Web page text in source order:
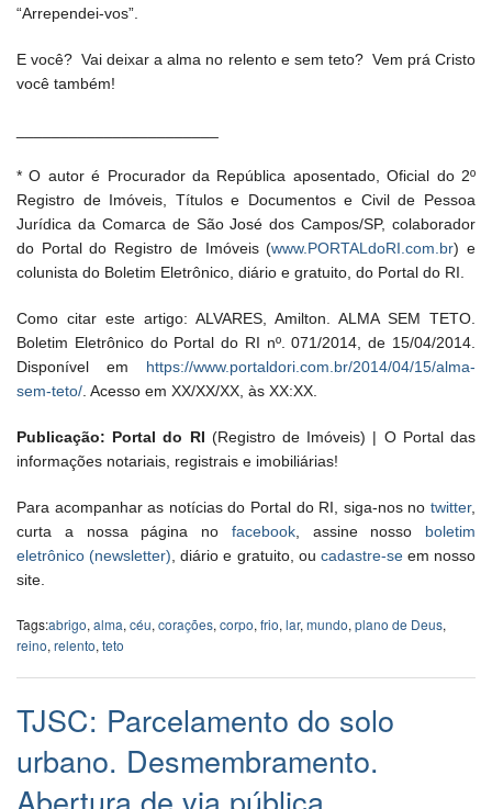
“Arrependei-vos”.
E você? Vai deixar a alma no relento e sem teto? Vem prá Cristo
você também!
* O autor é Procurador da República aposentado, Oficial do 2º
Registro de Imóveis, Títulos e Documentos e Civil de Pessoa
Jurídica da Comarca de São José dos Campos/SP, colaborador
do Portal do Registro de Imóveis (www.PORTALdoRI.com.br) e
colunista do Boletim Eletrônico, diário e gratuito, do Portal do RI.
Como citar este artigo: ALVARES, Amilton. ALMA SEM TETO.
Boletim Eletrônico do Portal do RI nº. 071/2014, de 15/04/2014.
Disponível em https://www.portaldori.com.br/2014/04/15/alma-
sem-teto/ . Acesso em XX/XX/XX, às XX:XX.
Publicação: Portal do RI (Registro de Imóveis) | O Portal das
informações notariais, registrais e imobiliárias!
Para acompanhar as notícias do Portal do RI, siga-nos no twitter,
curta a nossa página no facebook, assine nosso boletim
eletrônico (newsletter) , diário e gratuito, ou cadastre-seem nosso
site.
Tags:abrigo, alma, céu, corações, corpo, frio, lar, mundo, plano de Deus,
reino, relento, teto
TJSC: Parcelamento do solo
urbano. Desmembramento.